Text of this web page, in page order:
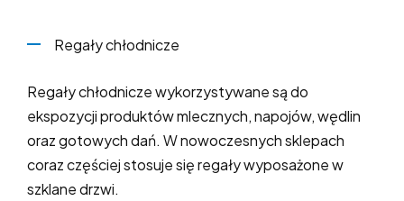
Regały chłodnicze
Regały chłodnicze wykorzystywane są do
ekspozycji produktów mlecznych, napojów, wędlin
oraz gotowych dań. W nowoczesnych sklepach
coraz częściej stosuje się regały wyposażone w
szklane drzwi.